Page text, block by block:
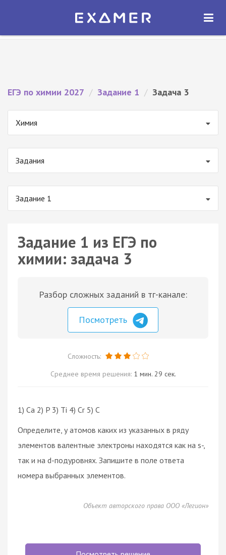
Экзамер — ЕГЭ 2027
ОТКРЫТЬ
ЕГЭ по химии 2027 / Задание 1 / Задача 3
Химия
Задания
Задание 1
Задание 1 из ЕГЭ по
химии: задача 3
Разбор сложных заданий в тг-канале:
Посмотреть
Сложность:
Среднее время решения: 1 мин. 29 сек.
1) Ca 2) P 3) Ti 4) Cr 5) C
Определите, у атомов каких из указанных в ряду
элементов валентные электроны находятся как на s-,
так и на d-подуровнях. Запишите в поле ответа
номера выбранных элементов.
Объект авторского права ООО «Легион»